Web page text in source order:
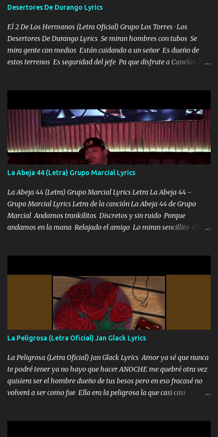
misma piedra me vuelvo a tropezar Cuando ando de enamorado
en corto me tiró a per...
Desertores De Durango Lyrics
El 2 De Los Hermanos (Letra Oficial) Grupo Los Torres · Los
Desertores De Durango Lyrics Se miran hombres con tubos Se
mira gente con medios Están cuidando a un señor Es dueño de
estos terrenos Es seguridad del jefe Pa que disfrute a Canelos Es
ni tampoco las mujeres porque es platica de grandes por eso hay
que estar alegres doy las instrucciones para atender los deberes
Música Si es que salta algún problema de confianza tengo gente
ahí está el Hombre Cuarenta y también Pariente 7 arreglan
cualquier problema no más es cuestión que ordené NOS HACE
FALTA UN HERMANO DE CLAVE ERA EL 24 SIEMPRE FUE UN
HOMBRE VALIENTE POR ALGO M'URIÓ PELEAND0 SIEMPRE
VIO POR LA FAMILIA PARA QUE SIGA EL LEGADO Es el DOS de
los HERMANOS un cerebro inteligente y com...
La Abeja 44 (Letra) Grupo Marcial Lyrics
La Abeja 44 (Letra) Grupo Marcial Lyrics Letra La Abeja 44 -
Grupo Marcial Lyrics Letra de la canción La Abeja 44 de Grupo
Marcial Andamos trankilitos Discretos y sin ruido Porque
andamos en la mana Relajado el amigo Lo miran sencillito Con
coronamos Se jala los marciales Y sus guitarras ya van sonando
Un gallardo me prendo Para agarrar el vuelo y la mente y
tranquilizando Tomense un buen trago Y así es como empezamos
los versos que voy cantando (Music) A vido alta y bajas La carreta
se atora Pero nunca le aflojamos Ya me han pasado cosas Y
aunque ustedes no sepan Pero la vida es muy corta Hay que
echarle chingazos Y seguir trabajando porque nada es...
La Peligrosa (Letra Oficial) Jan Glack Lyrics
La Peligrosa (Letra Oficial) Jan Glack Lyrics Amor ya sé que nunca
te podré tener ya no hayo que hacer ANOCHE me quebré otra vez
quisiera ser el hombre dueño de tus besos pero en eso fracasé no
volverá a ser como fue Ella era la peligrosa la que casi casi